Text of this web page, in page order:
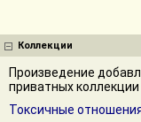
Коллекции
Произведение
приватных коллекции
Токсичные